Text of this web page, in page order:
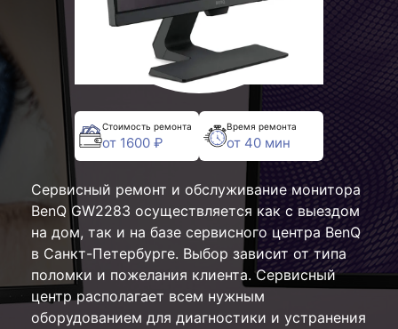
Стоимость ремонта
от 1600 ₽
Время ремонта
от 40 мин
Сервисный ремонт и обслуживание монитора
BenQ GW2283 осуществляется как с выездом
на дом, так и на базе сервисного центра BenQ
в Санкт-Петербурге. Выбор зависит от типа
поломки и пожелания клиента. Сервисный
центр располагает всем нужным
оборудованием для диагностики и устранения